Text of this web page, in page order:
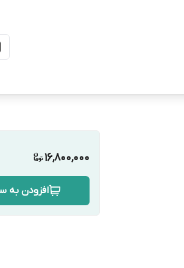
16,800,000
افزودن به